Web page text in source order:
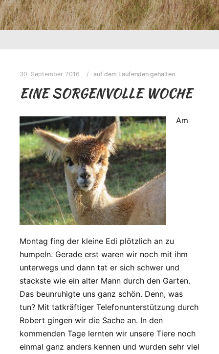
30. September 2016 auf dem Laufenden gehalten
EINE SORGENVOLLE WOCHE
Am
Montag fing der kleine Edi plötzlich an zu
humpeln. Gerade erst waren wir noch mit ihm
unterwegs und dann tat er sich schwer und
stackste wie ein alter Mann durch den Garten.
Das beunruhigte uns ganz schön. Denn, was
tun? Mit tatkräftiger Telefonunterstützung durch
Robert gingen wir die Sache an. In den
kommenden Tage lernten wir unsere Tiere noch
einmal ganz anders kennen und wurden sehr viel